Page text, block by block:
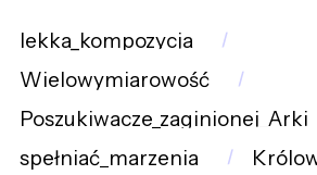
lekka_kompozycja
Wielowymiarowość
Poszukiwacze_zaginionej_Arki
spełniać_marzenia